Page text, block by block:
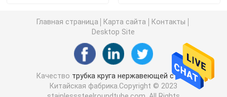
Катушка легированной стали
Гальванизированная стальная катушка
Гальванизированная стальная пластина
Главная страница Карта сайта
Контакты
Desktop Site
Качество трубка круга нержавеющей стали
Китайская фабрика.Copyright © 2023